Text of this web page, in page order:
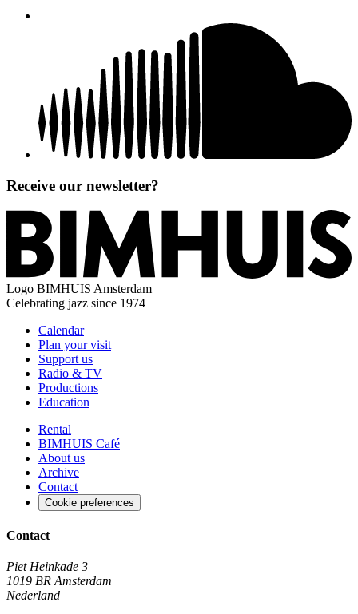
Receive our newsletter?
Logo BIMHUIS Amsterdam
Celebrating jazz since 1974
Calendar
Plan your visit
Support us
Radio & TV
Productions
Education
Rental
BIMHUIS Café
About us
Archive
Contact
Cookie preferences
Contact
Piet Heinkade 3
1019 BR Amsterdam
Nederland